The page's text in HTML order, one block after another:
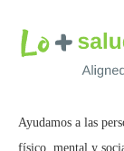
Ayudamos a las
físico, mental y